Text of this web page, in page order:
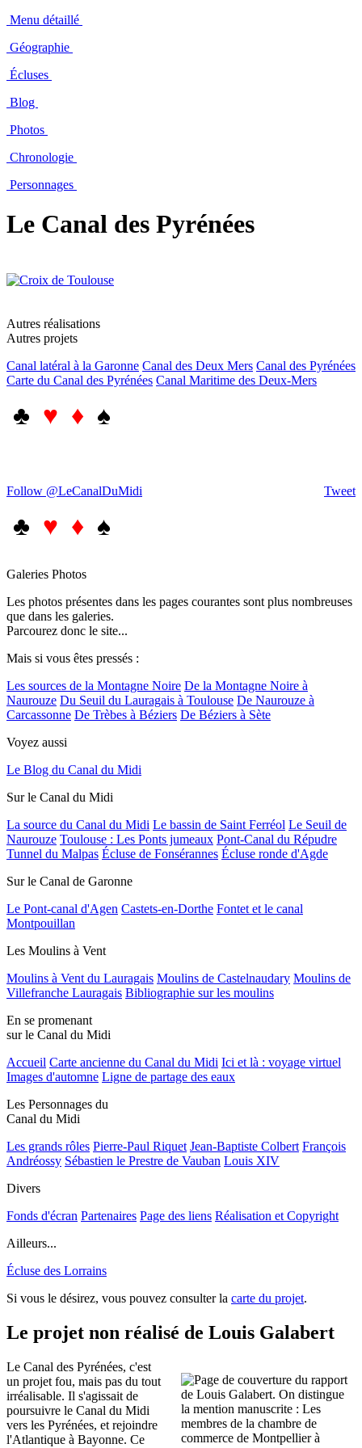
Menu détaillé
Géographie
Écluses
Blog
Photos
Chronologie
Personnages
Le Canal des Pyrénées
Autres réalisations
Autres projets
Canal latéral à la Garonne Canal des Deux Mers Canal des Pyrénées
Carte du Canal des Pyrénées Canal Maritime des Deux-Mers
♣ ♥ ♦ ♠
Tweet
Follow @LeCanalDuMidi
♣ ♥ ♦ ♠
Galeries Photos
Les photos présentes dans les pages courantes sont plus nombreuses
que dans les galeries.
Parcourez donc le site...
Mais si vous êtes pressés :
Les sources de la Montagne Noire De la Montagne Noire à
Naurouze Du Seuil du Lauragais à Toulouse De Naurouze à
Carcassonne De Trèbes à Béziers De Béziers à Sète
Voyez aussi
Le Blog du Canal du Midi
Sur le Canal du Midi
La source du Canal du Midi Le bassin de Saint Ferréol Le Seuil de
Naurouze Toulouse : Les Ponts jumeaux Pont-Canal du Répudre
Tunnel du Malpas Écluse de Fonsérannes Écluse ronde d'Agde
Sur le Canal de Garonne
Le Pont-canal d'Agen Castets-en-Dorthe Fontet et le canal
Montpouillan
Les Moulins à Vent
Moulins à Vent du Lauragais Moulins de Castelnaudary Moulins de
Villefranche Lauragais Bibliographie sur les moulins
En se promenant
sur le Canal du Midi
Accueil Carte ancienne du Canal du Midi Ici et là : voyage virtuel
Images d'automne Ligne de partage des eaux
Les Personnages du
Canal du Midi
Les grands rôles Pierre-Paul Riquet Jean-Baptiste Colbert François
Andréossy Sébastien le Prestre de Vauban Louis XIV
Divers
Fonds d'écran Partenaires Page des liens Réalisation et Copyright
Ailleurs...
Écluse des Lorrains
Si vous le désirez, vous pouvez consulter la carte du projet.
Le projet non réalisé de Louis Galabert
Le Canal des Pyrénées, c'est
un projet fou, mais pas du tout
irréalisable. Il s'agissait de
poursuivre le Canal du Midi
vers les Pyrénées, et rejoindre
l'Atlantique à Bayonne. Ce